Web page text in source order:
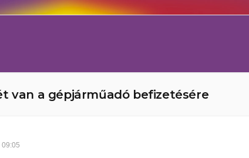
van a gépjárműadó befizetésére
09:05